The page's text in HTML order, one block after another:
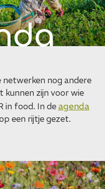
netwerken nog andere
kunnen zijn voor wie
in food. In deagenda
een rijtje gezet.